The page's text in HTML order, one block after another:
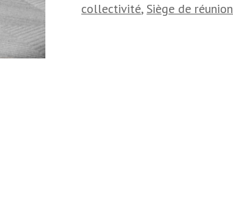
collectivité, Siège de réunion